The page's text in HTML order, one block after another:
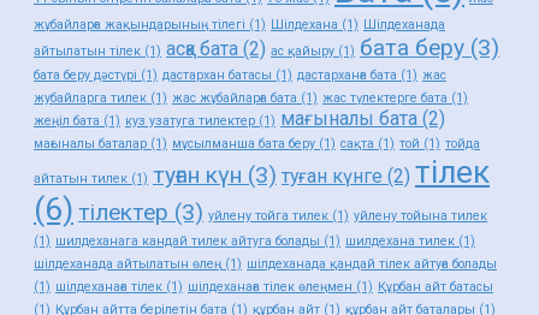
жұбайларға жақындарының тілегі (1) Шілдехана (1) Шілдеханада
айтылатын тілек (1) асқа бата (2) ас қайыру (1) бата беру (3)
бата беру дәстүрі (1) дастархан батасы (1) дастарханға бата (1) жас
жубайларга тилек (1) жас жұбайларға бата (1) жас түлектерге бата (1)
жеңіл бата (1) куз узатуга тилектер (1) мағыналы бата (2)
мағыналы баталар (1) мұсылманша бата беру (1) сақта (1) той (1) тойда
айтатын тилек (1) туған күн (3) туған күнге (2) тілек
(6) тілектер (3) уйлену тойга тилек (1) уйлену тойына тилек
(1) шилдеханага кандай тилек айтуга болады (1) шилдехана тилек (1)
шілдеханада айтылатын өлең (1) шілдеханада қандай тілек айтуға болады
(1) шілдеханаға тілек (1) шілдеханаға тілек өлеңмен (1) Құрбан айт батасы
(1) Құрбан айтта берілетін бата (1) құрбан айт (1) құрбан айт баталары (1)